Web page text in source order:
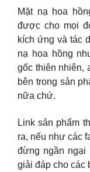
Mặt nạ hoa
được cho mọi
kích ứng và tác
nạ hoa hồng
gốc thiên nhiên,
bên trong sản
nữa chứ.
Link sản phẩm
ra, nếu như các
đừng ngần ngại
giải đáp cho các